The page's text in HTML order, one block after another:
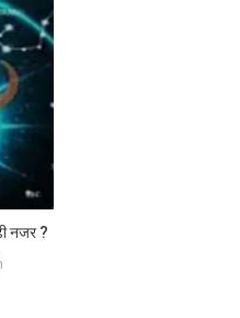
नजर ?